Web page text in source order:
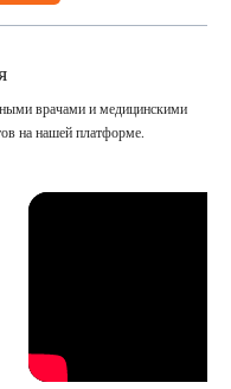
врачами и медицинскими
на нашей платформе.